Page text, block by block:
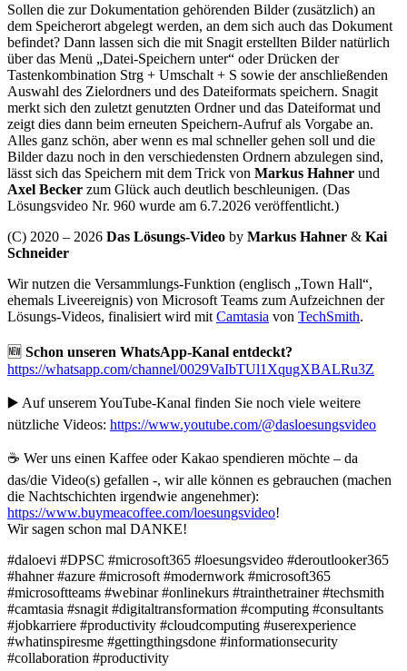
Sollen die zur Dokumentation gehörenden Bilder (zusätzlich) an
dem Speicherort abgelegt werden, an dem sich auch das Dokument
befindet? Dann lassen sich die mit Snagit erstellten Bilder natürlich
über das Menü „Datei-Speichern unter“ oder Drücken der
Tastenkombination Strg + Umschalt + S sowie der anschließenden
Auswahl des Zielordners und des Dateiformats speichern. Snagit
merkt sich den zuletzt genutzten Ordner und das Dateiformat und
zeigt dies dann beim erneuten Speichern-Aufruf als Vorgabe an.
Alles ganz schön, aber wenn es mal schneller gehen soll und die
Bilder dazu noch in den verschiedensten Ordnern abzulegen sind,
lässt sich das Speichern mit dem Trick von Markus Hahner und
Axel Becker zum Glück auch deutlich beschleunigen. (Das
Lösungsvideo Nr. 960 wurde am 6.7.2026 veröffentlicht.)
(C) 2020 – 2026 Das Lösungs-Video by Markus Hahner & Kai
Schneider
Wir nutzen die Versammlungs-Funktion (englisch „Town Hall“,
ehemals Liveereignis) von Microsoft Teams zum Aufzeichnen der
Lösungs-Videos, finalisiert wird mit Camtasia von TechSmith.
🆕 Schon unseren WhatsApp-Kanal entdeckt?
https://whatsapp.com/channel/0029VaIbTUl1XqugXBALRu3Z
▶️ Auf unserem YouTube-Kanal finden Sie noch viele weitere
nützliche Videos: https://www.youtube.com/@dasloesungsvideo
☕ Wer uns einen Kaffee oder Kakao spendieren möchte – da
das/die Video(s) gefallen -, wir alle können es gebrauchen (machen
die Nachtschichten irgendwie angenehmer):
https://www.buymeacoffee.com/loesungsvideo!
Wir sagen schon mal DANKE!
#daloevi #DPSC #microsoft365 #loesungsvideo #deroutlooker365
#hahner #azure #microsoft #modernwork #microsoft365
#microsoftteams #webinar #onlinekurs #trainthetrainer #techsmith
#camtasia #snagit #digitaltransformation #computing #consultants
#jobkarriere #productivity #cloudcomputing #userexperience
#whatinspiresme #gettingthingsdone #informationsecurity
#collaboration #productivity